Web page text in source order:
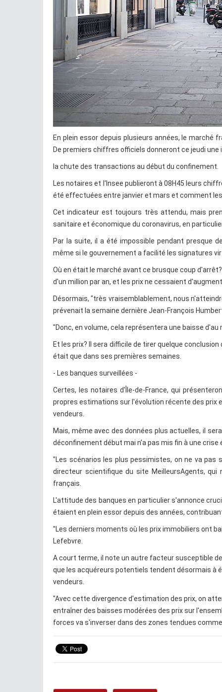
En plein essor depuis plusieurs années, le marché
De premiers chiffres officiels donneront ce jeudi une
la chute des transactions au début du confinement.
Les notaires et l'Insee publieront à 08H45 leurs
été effectuées entre janvier et mars et comment les
Cet indicateur est toujours très attendu, mais
sanitaire et économique du coronavirus, en
Par la suite, il a été impossible pendant presque
même si le gouvernement a facilité les signatures
Où en était le marché avant ce brusque coup
d'un million par an, et les prix ne cessaient
Désormais, "très vraisemblablement, nous
prévenait la semaine dernière Jean-François
"Donc, en volume, cela représentera une baisse d'au
Et les prix? Il sera difficile de tirer quelque
était que dans ses premières semaines.
- Les banques surveillées -
Certes, les notaires d'Île-de-France, qui
propres estimations sur l'évolution récente des prix
vendeurs.
Mais, même avec des données plus actuelles, il
déconfinement début mai n'a pas mis fin à une crise
"Les scénarios les plus pessimistes, on ne va pas
directeur scientifique du site MeilleursAgents,
français.
L'attitude des banques en particulier s'annonce
étaient en plein essor depuis des années,
"Les derniers moments où les prix immobiliers ont
Lefebvre.
A court terme, il note un autre facteur susceptible
que les acquéreurs potentiels tendent désormais à
vendeurs.
"Avec cette divergence d'estimation des prix, on
entraîner des baisses modérées des prix sur
forces va s'inverser dans des zones tendues